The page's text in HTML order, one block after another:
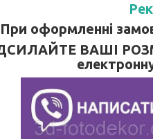
При оформленні
ВАШІ